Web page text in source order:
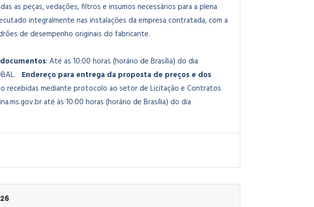
as peças, vedações, filtros e insumos necessários para a plena
integralmente nas instalações da empresa contratada, com a
de desempenho originais do fabricante.
: Até as 10:00 horas (horário de Brasília) do dia
Endereço para entrega da proposta de preços e dos
recebidas mediante protocolo ao setor de Licitação e Contratos
até às 10:00 horas (horário de Brasília) do dia